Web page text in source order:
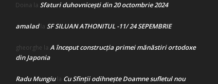
Doina la Sfaturi duhovnicești din 20 octombrie 2024
amaladla SF SILUAN ATHONITUL -11/ 24 SEPEMBRIE
gheorghe la A început construcţia primei mănăstiri ortodoxe
din Japonia
Radu Mungiula Cu Sfinții odihnește Doamne sufletul nou